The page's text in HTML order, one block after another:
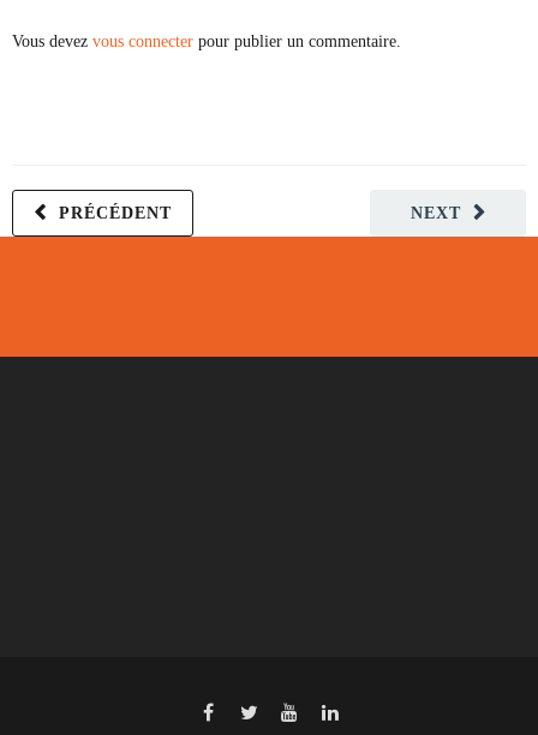
Vous devez vous connecter pour publier un commentaire.
NEXT
PRÉCÉDENT